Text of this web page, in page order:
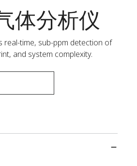
体分析仪
real-time, sub-ppm detection of
and system complexity.